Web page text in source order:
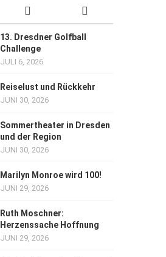
13. Dresdner Golfball
Challenge
JULI 6, 2026
Reiselust und Rückkehr
JUNI 30, 2026
Sommertheater in Dresden
und der Region
JUNI 30, 2026
Marilyn Monroe wird 100!
JUNI 29, 2026
Ruth Moschner:
Herzenssache Hoffnung
JUNI 29, 2026